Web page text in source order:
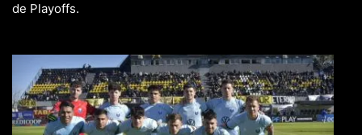
de Playoffs.